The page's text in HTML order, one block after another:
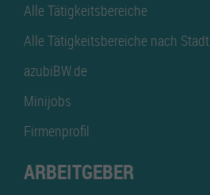
Alle Tätigkeitsbereiche
Alle Tätigkeitsbereiche nach Stadt
azubiBW.de
Minijobs
Firmenprofil
ARBEITGEBER